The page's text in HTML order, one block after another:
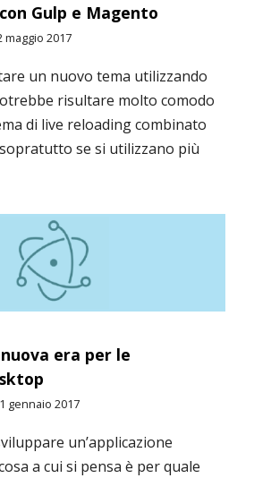
Gulp e Magento
maggio 2017
un nuovo tema utilizzando
risultare molto comodo
di live reloading combinato
se si utilizzano più
era per le
gennaio 2017
un’applicazione
a cui si pensa è per quale